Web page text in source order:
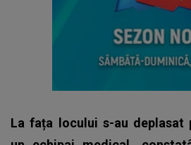
La fața locului s-au